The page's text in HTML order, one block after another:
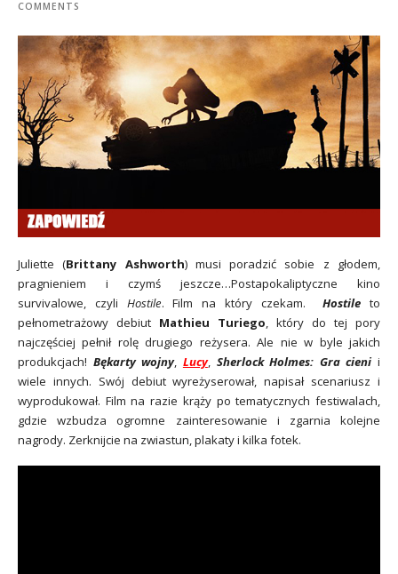
COMMENTS
Juliette (Brittany Ashworth) musi poradzić sobie z głodem,
pragnieniem i czymś jeszcze…Postapokaliptyczne kino
survivalowe, czyli Hostile. Film na który czekam.Hostile to
pełnometrażowy debiut Mathieu Turiego, który do tej pory
najczęściej pełnił rolę drugiego reżysera. Ale nie w byle jakich
produkcjach! Bękarty wojny, Lucy, Sherlock Holmes: Gra cieni i
wiele innych. Swój debiut wyreżyserował, napisał scenariusz i
wyprodukował. Film na razie krąży po tematycznych festiwalach,
gdzie wzbudza ogromne zainteresowanie i zgarnia kolejne
nagrody. Zerknijcie na zwiastun, plakaty i kilka fotek.